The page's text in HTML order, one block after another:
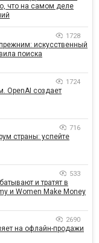
что на самом деле
1728
искусственный
поиска
1724
OpenAI создает
716
страны: успейте
533
и тратят в
и Women Make Money
2690
на офлайн-продажи